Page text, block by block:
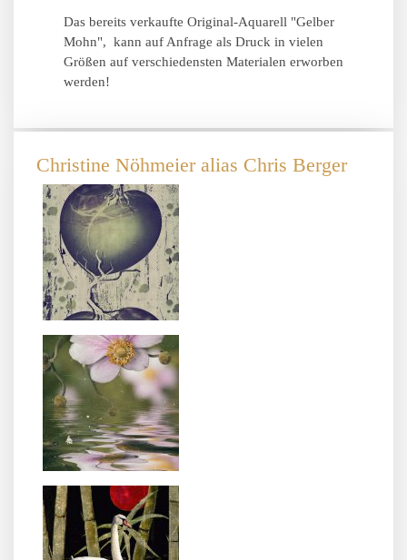
Das bereits verkaufte Original-Aquarell "Gelber
Mohn", kann auf Anfrage als Druck in vielen
Größen auf verschiedensten Materialen erworben
werden!
Christine Nöhmeier alias Chris Berger